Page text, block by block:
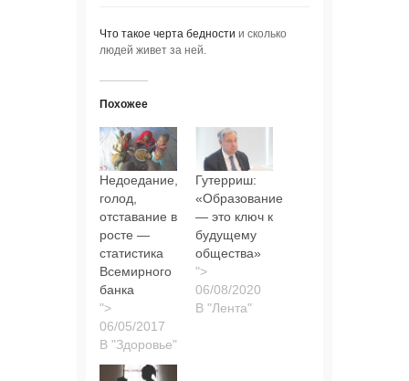
Что такое черта бедности и сколько
людей живет за ней.
Похожее
Недоедание,
голод,
отставание в
росте —
статистика
Всемирного
банка
">
В "Здоровье"
Гутерриш:
«Образование
— это ключ к
будущему
общества»
">
В "Лента"